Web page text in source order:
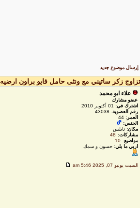
إرسال موضوع جديد
زكر ساتيني مع ونثى حامل فايو براون ارضيه
علاء ابو محمد
عضو مشارك
اشترك في:01 أكتوبر 2010
رقم العضوية:43038
العمر: 44
الجنس:
مكان:نابلس
مشاركات:
48
مواضيع:
10
اربي ما يلي:حسون و سمك
السبت يونيو 07, 2025 5:46 am